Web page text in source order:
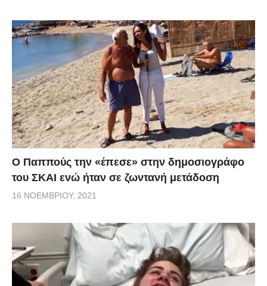
Ο Παππούς την «έπεσε» στην δημοσιογράφο
του ΣΚΑΙ ενώ ήταν σε ζωντανή μετάδοση
16 ΝΟΕΜΒΡΊΟΥ, 2021